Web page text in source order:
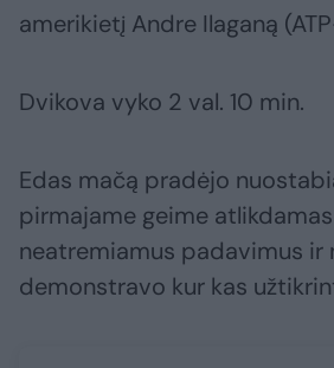
amerikietį Andre Ilaganą
Dvikova vyko 2 val. 10 min.
Edas mačą pradėjo
pirmajame geime
neatremiamus padavimus ir
demonstravo kur kas